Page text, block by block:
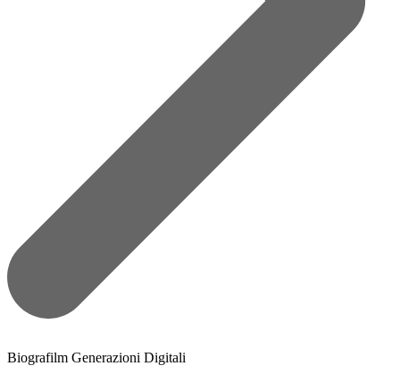
Biografilm Generazioni Digitali